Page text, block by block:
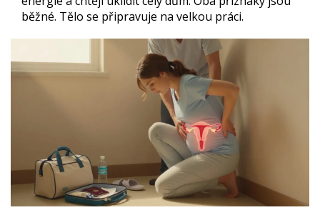
běžné. Tělo se připravuje na velkou práci.